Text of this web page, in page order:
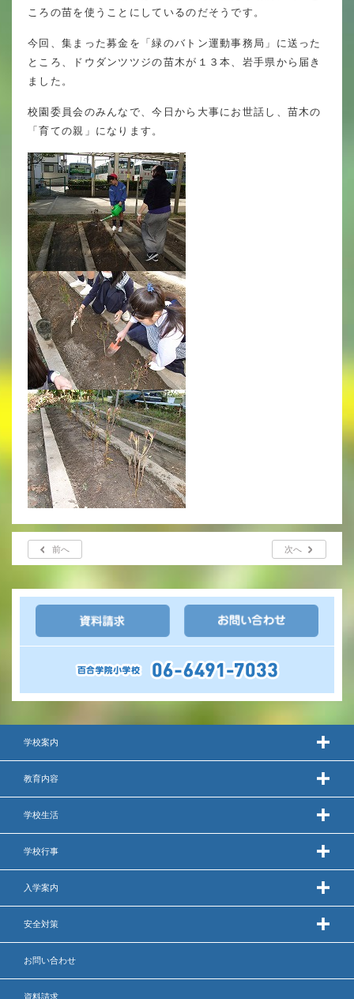
ころの苗を使うことにしているのだそうです。
今回、集まった募金を「緑のバトン運動事務局」に送った
ところ、ドウダンツツジの苗木が１３本、岩手県から届き
ました。
校園委員会のみんなで、今日から大事にお世話し、苗木の
「育ての親」になります。
前へ 次へ
学校案内
教育内容
学校生活
学校行事
入学案内
安全対策
お問い合わせ
資料請求
校外学習・宿泊行事
優遇制度
転編入試験について
保護者の声・入試関連よくある質問
説明会・公開行事
いじめ防止基本方針
安全・防災教育
警報などの対応